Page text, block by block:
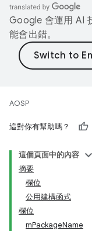
Google 會運用 AI
能會出錯。
AOSP
這對你有幫助嗎？
這個頁面中的內容
摘要
欄位
公用建構函式
欄位
mPackageName